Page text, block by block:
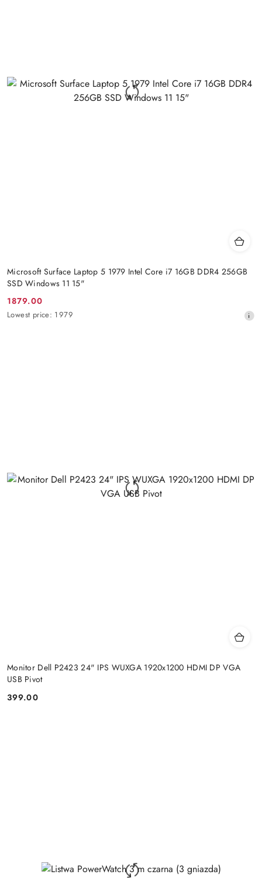
Microsoft Surface Laptop 5 1979 Intel Core i7 16GB DDR4 256GB
SSD Windows 11 15"
Promotion
price:
1879.00
Lowest
Lowest price: 1979
Monitor Dell P2423 24" IPS WUXGA 1920x1200 HDMI DP VGA
USB Pivot
Price:
399.00